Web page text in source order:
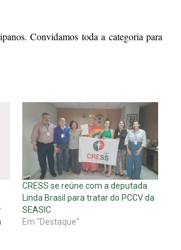
Convidamos toda a categoria para
CRESS se reúne com a deputada
Linda Brasil para tratar do PCCV da
SEASIC
Em "Destaque"